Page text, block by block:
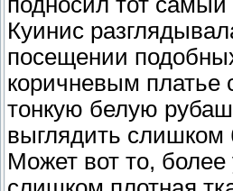
Куинис
посещении
коричневым
тонкую белую
выглядить слишком
Может вот то, более